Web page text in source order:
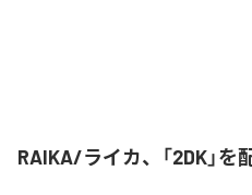
RAIKA/ライカ、「2DK」を